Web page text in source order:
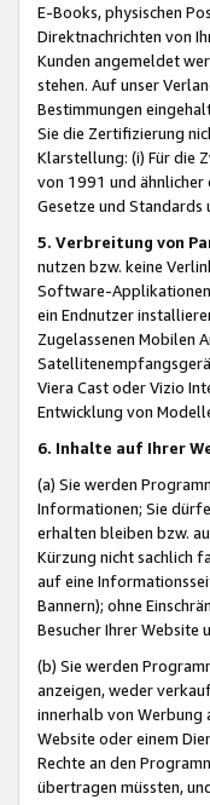
E-Books, physischen
Direktnachrichten von
Kunden angemeldet
stehen. Auf unser
Bestimmungen
Sie die Zertifizierung
Klarstellung: (i) Für die
von 1991 und ähnlicher
Gesetze und
5. Verbreitung von
nutzen bzw. keine
Software-Applikationen
ein Endnutzer
Zugelassenen Mobilen
Viera Cast oder Vizio
Entwicklung von
6. Inhalte auf Ihrer
(a) Sie werden
Informationen; Sie
erhalten bleiben bzw.
Kürzung nicht sachlich
auf eine
Bannern); ohne
Besucher Ihrer Website
(b) Sie werden
anzeigen, weder
innerhalb von
Website oder einem
Rechte an den
übertragen müssten,